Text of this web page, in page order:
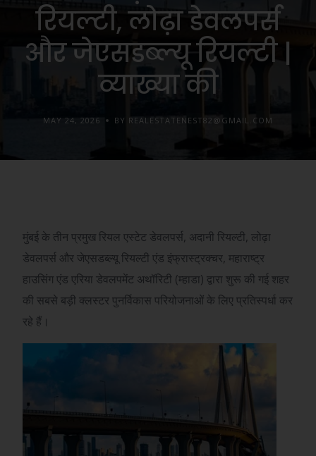
रियल्टी, लोढ़ा डेवलपर्स
और जेएसडब्ल्यू रियल्टी |
व्याख्या की
MAY 24, 2026 BY REALESTATENEST82@GMAIL.COM
मुंबई के तीन प्रमुख रियल एस्टेट डेवलपर्स, अदानी रियल्टी, लोढ़ा
डेवलपर्स और जेएसडब्ल्यू रियल्टी एंड इंफ्रास्ट्रक्चर, महाराष्ट्र
हाउसिंग एंड एरिया डेवलपमेंट अथॉरिटी (म्हाडा) द्वारा शुरू की गई शहर
की सबसे बड़ी क्लस्टर पुनर्विकास परियोजनाओं के लिए प्रतिस्पर्धा कर
रहे हैं।